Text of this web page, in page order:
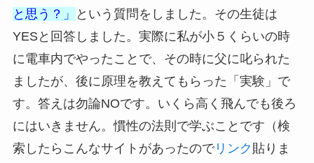
と思う？」
という質問をしました。その生徒は
YESと回答しました。実際に私が小５くらいの時
に電車内でやったことで、その時に父に叱られた
ましたが、後に原理を教えてもらった「実験」で
す。答えは勿論NOです。いくら高く飛んでも後ろ
にはいきません。慣性の法則で学ぶことです（検
索したらこんなサイトがあったのでリンク 貼りま